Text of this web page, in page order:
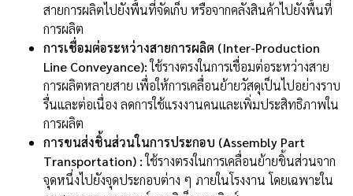
สายการผลิตไปยังพื้นที่จัดเก็บ หรือจากคลังสินค้าไปยังพื้นที่
การผลิต
การเชื่อมต่อระหว่างสายการผลิต (Inter-Production
Line Conveyance):ใช้รางตรงในการเชื่อมต่อระหว่างสาย
การผลิตหลายสาย เพื่อให้การเคลื่อนย้ายวัสดุเป็นไปอย่างราบ
รื่นและต่อเนื่อง ลดการใช้แรงงานคนและเพิ่มประสิทธิภาพใน
การผลิต
การขนส่งชิ้นส่วนในการประกอบ (Assembly Part
Transportation) :ใช้รางตรงในการเคลื่อนย้ายชิ้นส่วนจาก
จุดหนึ่งไปยังจุดประกอบต่าง ๆ ภายในโรงงาน โดยเฉพาะใน